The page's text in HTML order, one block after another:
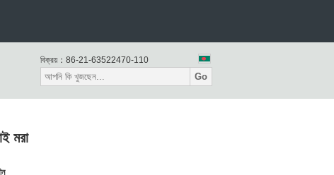
বিক্রয়： 86-21-63522470-110
Go
মরা